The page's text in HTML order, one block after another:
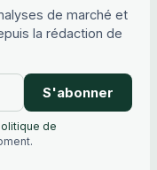
de marché et
la rédaction de
S'abonner
de